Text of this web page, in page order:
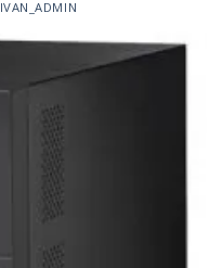
IVAN_ADMIN